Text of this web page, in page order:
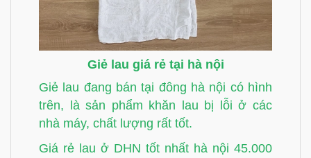
Giẻ lau giá rẻ tại hà nội
Giẻ lau đang bán tại đông hà nội có hình
trên, là sản phẩm khăn lau bị lỗi ở các
nhà máy, chất lượng rất tốt.
Giá rẻ lau ở DHN tốt nhất hà nội 45.000